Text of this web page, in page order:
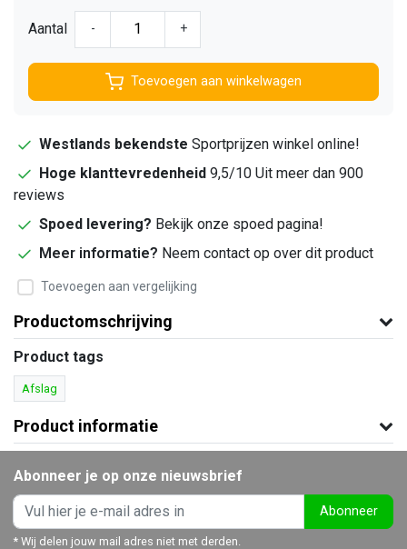
Aantal - +
Toevoegen aan winkelwagen
Westlands bekendste Sportprijzen winkel online!
Hoge klanttevredenheid 9,5/10 Uit meer dan 900
reviews
Spoed levering? Bekijk onze spoed pagina!
Meer informatie? Neem contact op over dit product
Toevoegen aan vergelijking
Productomschrijving
Product tags
Afslag
Product informatie
Abonneer je op onze nieuwsbrief
Abonneer
* Wij delen jouw mail adres niet met derden.